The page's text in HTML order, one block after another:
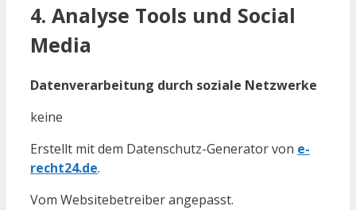
4. Analyse Tools und Social
Media
Datenverarbeitung durch soziale Netzwerke
keine
Erstellt mit dem Datenschutz-Generator von e-
recht24.de.
Vom Websitebetreiber angepasst.